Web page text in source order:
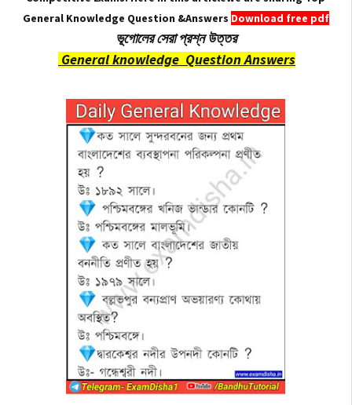
General Knowledge Question &Answers Download free pdf
ভূগোলের সেরা প্রশ্ন উত্তর
General knowledge Question Answers